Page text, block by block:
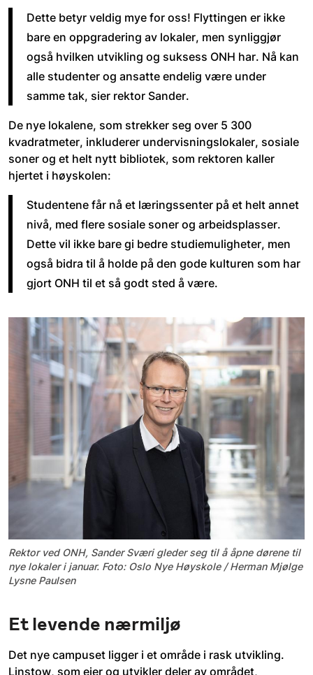
Dette betyr veldig mye for oss! Flyttingen er ikke
bare en oppgradering av lokaler, men synliggjør
også hvilken utvikling og suksess ONH har. Nå kan
alle studenter og ansatte endelig være under
samme tak, sier rektor Sander.
De nye lokalene, som strekker seg over 5 300
kvadratmeter, inkluderer undervisningslokaler, sosiale
soner og et helt nytt bibliotek, som rektoren kaller
hjertet i høyskolen:
Studentene får nå et læringssenter på et helt annet
nivå, med flere sosiale soner og arbeidsplasser.
Dette vil ikke bare gi bedre studiemuligheter, men
også bidra til å holde på den gode kulturen som har
gjort ONH til et så godt sted å være.
Rektor ved ONH, Sander Sværi gleder seg til å åpne dørene til
nye lokaler i januar. Foto: Oslo Nye Høyskole / Herman Mjølge
Lysne Paulsen
Et levende nærmiljø
Det nye campuset ligger i et område i rask utvikling.
Linstow, som eier og utvikler deler av området,